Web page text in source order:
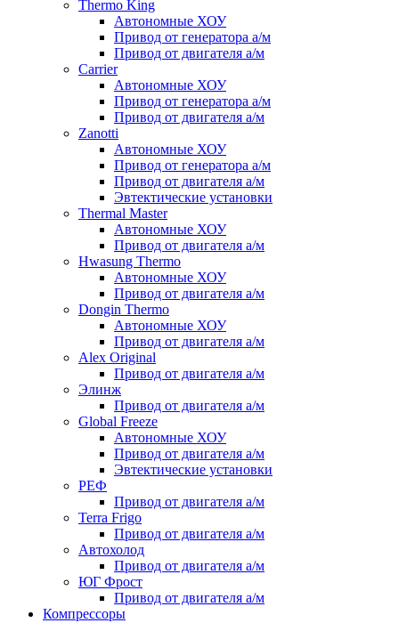
Thermo King
Автономные ХОУ
Привод от генератора а/м
Привод от двигателя а/м
Carrier
Автономные ХОУ
Привод от генератора а/м
Привод от двигателя а/м
Zanotti
Автономные ХОУ
Привод от генератора а/м
Привод от двигателя а/м
Эвтектические установки
Thermal Master
Автономные ХОУ
Привод от двигателя а/м
Hwasung Thermo
Автономные ХОУ
Привод от двигателя а/м
Dongin Thermo
Автономные ХОУ
Привод от двигателя а/м
Alex Original
Привод от двигателя а/м
Элинж
Привод от двигателя а/м
Global Freeze
Автономные ХОУ
Привод от двигателя а/м
Эвтектические установки
РЕФ
Привод от двигателя а/м
Terra Frigo
Привод от двигателя а/м
Автохолод
Привод от двигателя а/м
ЮГ Фрост
Привод от двигателя а/м
Компрессоры